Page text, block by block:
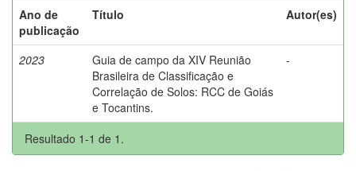
Ano de
publicação
Título Autor(es)
2023
Guia de campo da XIV Reunião
Brasileira de Classificação e
Correlação de Solos: RCC de Goiás
e Tocantins.
-
Resultado 1-1 de 1.